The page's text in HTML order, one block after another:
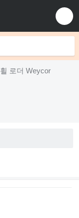
휠 로더 Weycor